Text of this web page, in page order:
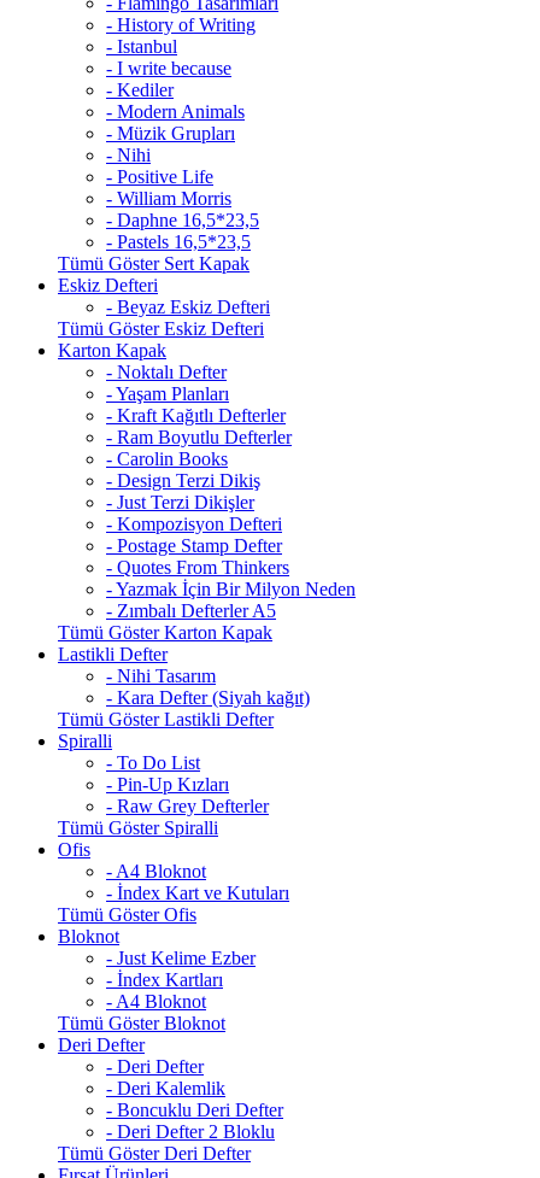
- History of Writing
- Istanbul
- I write because
- Kediler
- Modern Animals
- Müzik Grupları
- Nihi
- Positive Life
- William Morris
- Daphne 16,5*23,5
- Pastels 16,5*23,5
Tümü Göster Sert Kapak
Eskiz Defteri
- Beyaz Eskiz Defteri
Tümü Göster Eskiz Defteri
Karton Kapak
- Noktalı Defter
- Yaşam Planları
- Kraft Kağıtlı Defterler
- Ram Boyutlu Defterler
- Carolin Books
- Design Terzi Dikiş
- Just Terzi Dikişler
- Kompozisyon Defteri
- Postage Stamp Defter
- Quotes From Thinkers
- Yazmak İçin Bir Milyon Neden
- Zımbalı Defterler A5
Tümü Göster Karton Kapak
Lastikli Defter
- Nihi Tasarım
- Kara Defter (Siyah kağıt)
Tümü Göster Lastikli Defter
Spiralli
- To Do List
- Pin-Up Kızları
- Raw Grey Defterler
Tümü Göster Spiralli
Ofis
- A4 Bloknot
- İndex Kart ve Kutuları
Tümü Göster Ofis
Bloknot
- Just Kelime Ezber
- İndex Kartları
- A4 Bloknot
Tümü Göster Bloknot
Deri Defter
- Deri Defter
- Deri Kalemlik
- Boncuklu Deri Defter
- Deri Defter 2 Bloklu
Tümü Göster Deri Defter